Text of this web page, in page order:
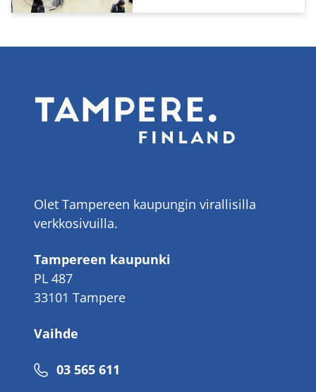
Olet Tampereen kaupungin virallisilla
verkkosivuilla.
Tampereen kaupunki
PL 487
33101 Tampere
Vaihde
Puhelinnumero
03 565 611